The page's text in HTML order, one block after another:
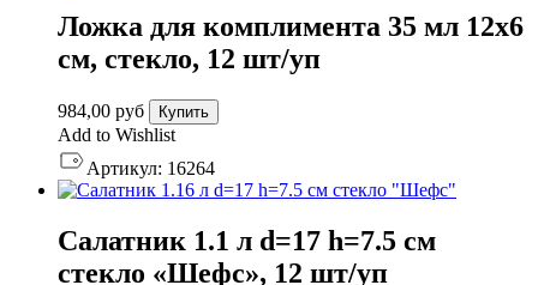
Ложка для комплимента 35 мл 12х6
см, стекло, 12 шт/уп
984,00 руб Купить
Add to Wishlist
Артикул: 16264
Салатник 1.1 л d=17 h=7.5 см
стекло «Шефс», 12 шт/уп